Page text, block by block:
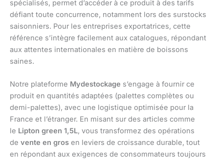
spécialisés, permet d’accéder à ce produit à des tarifs
défiant toute concurrence, notamment lors des surstocks
saisonniers. Pour les entreprises exportatrices, cette
référence s’intègre facilement aux catalogues, répondant
aux attentes internationales en matière de boissons
saines.
Notre plateforme Mydestockage s’engage à fournir ce
produit en quantités adaptées (palettes complètes ou
demi-palettes), avec une logistique optimisée pour la
France et l’étranger. En misant sur des articles comme
le Lipton green 1,5L, vous transformez des opérations
de vente en gros en leviers de croissance durable, tout
en répondant aux exigences de consommateurs toujours